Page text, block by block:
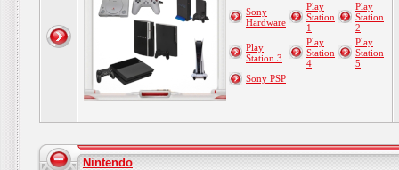
Sony
Hardware
Play
Station
1
Play
Station
2
Play
Station 3
Play
Station
4
Play
Station
5
Sony PSP
Nintendo